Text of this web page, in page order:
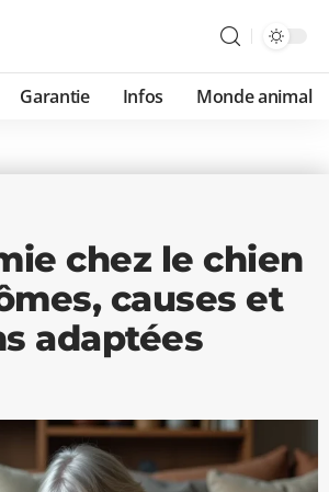
Garantie Infos Monde animal
chez le chien
causes et
adaptées